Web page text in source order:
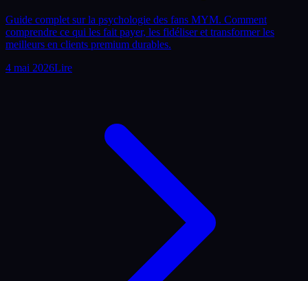
Guide complet sur la psychologie des fans MYM. Comment
comprendre ce qui les fait payer, les fidéliser et transformer les
meilleurs en clients premium durables.
4 mai 2026Lire